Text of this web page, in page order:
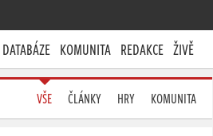
DATABÁZE KOMUNITA REDAKCE ŽIVĚ
VŠE ČLÁNKY HRY KOMUNITA